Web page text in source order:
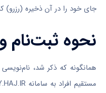
جای خود را در آن ذخیره (رزرو)
نحوه ثبت‌نام
همانگونه که ذکر شد،